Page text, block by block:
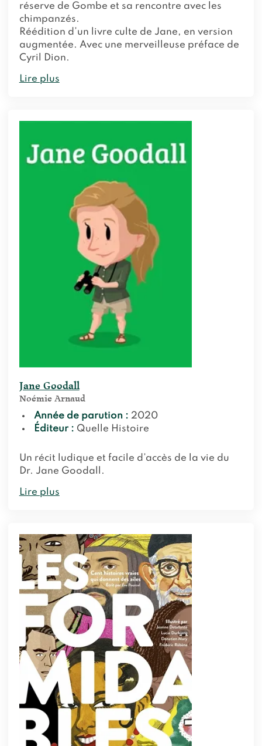
réserve de Gombe et sa rencontre avec les
chimpanzés.
Réédition d’un livre culte de Jane, en version
augmentée. Avec une merveilleuse préface de
Cyril Dion.
Lire plus
Jane Goodall
Noémie Arnaud
Année de parution : 2020
Éditeur : Quelle Histoire
Un récit ludique et facile d’accès de la vie du
Dr. Jane Goodall.
Lire plus